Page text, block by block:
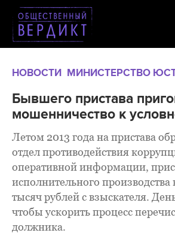
НОВОСТИ МИНИСТЕРСТВО
Бывшего пристава
мошенничество к
Летом 2013 года на пристава
отдел противодействия
оперативной информации,
исполнительного
тысяч рублей с взыскателя.
чтобы ускорить процесс
должника.